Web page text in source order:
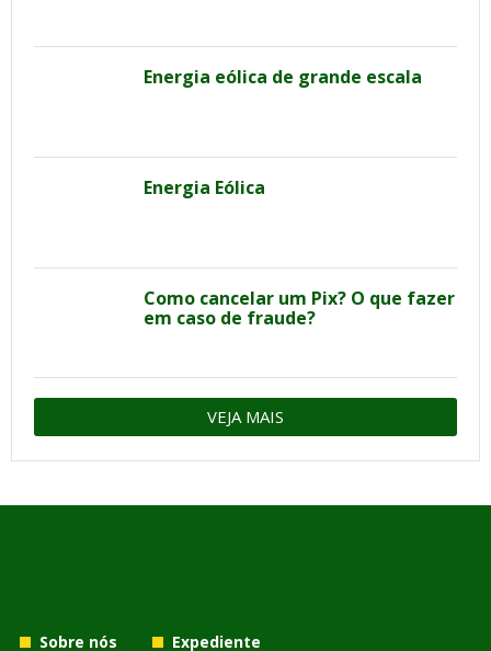
Energia eólica de grande escala
Energia Eólica
Como cancelar um Pix? O que fazer
em caso de fraude?
VEJA MAIS
Sobre nós Expediente